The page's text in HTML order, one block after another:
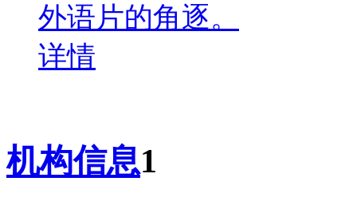
外语片的角逐。
详情
机构信息1